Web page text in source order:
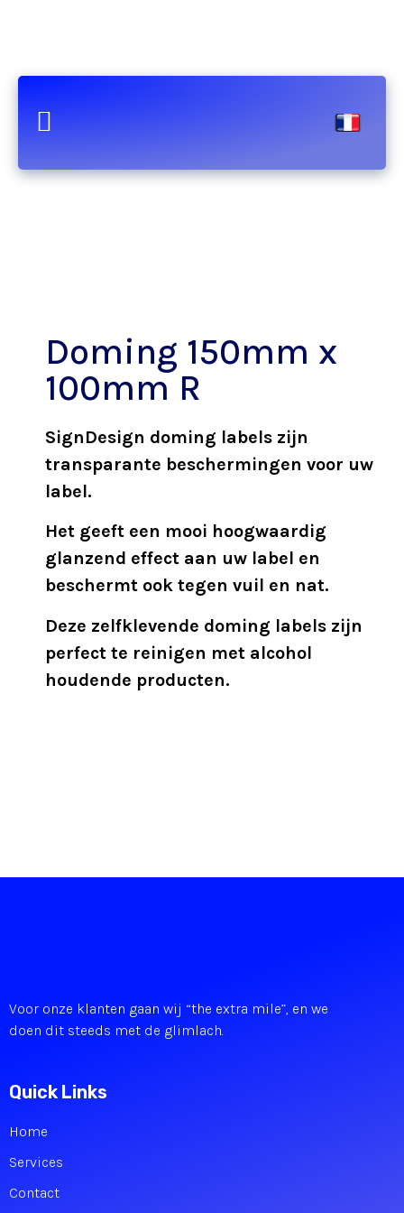
Doming 150mm x
100mm R
SignDesign doming labels zijn
transparante beschermingen voor uw
label.
Het geeft een mooi hoogwaardig
glanzend effect aan uw label en
beschermt ook tegen vuil en nat.
Deze zelfklevende doming labels zijn
perfect te reinigen met alcohol
houdende producten.
Voor onze klanten gaan wij “the extra mile”, en we
doen dit steeds met de glimlach.
Quick Links
Home
Services
Contact